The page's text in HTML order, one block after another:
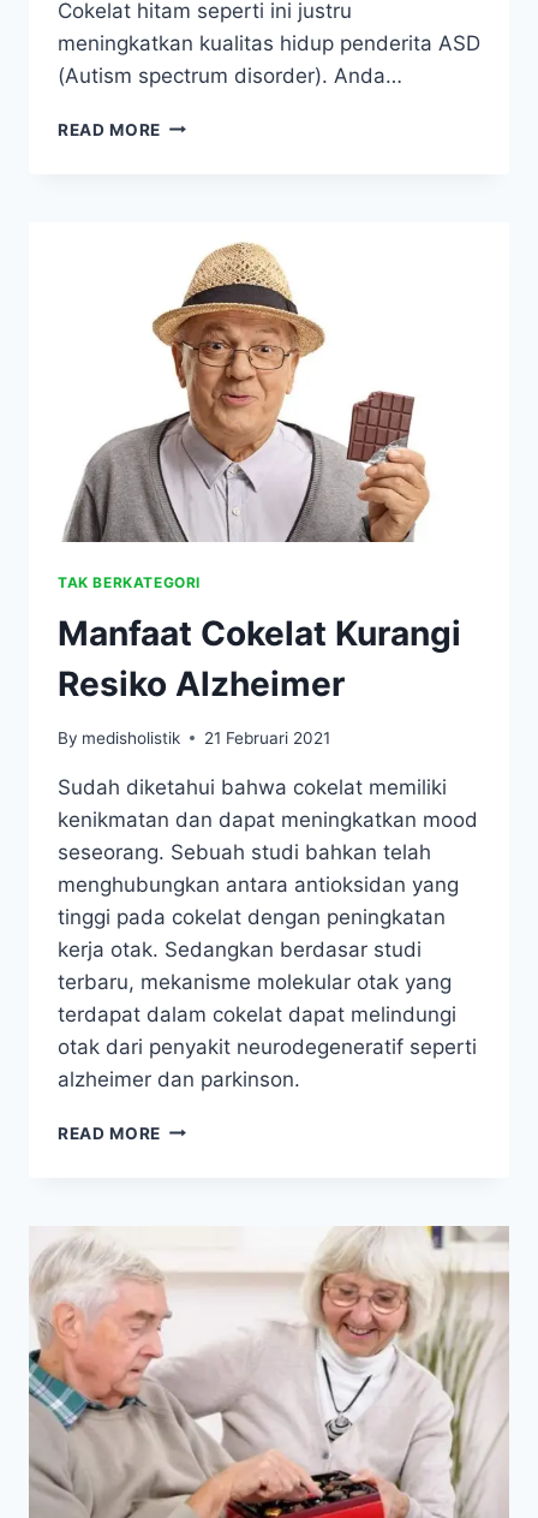
Cokelat hitam seperti ini justru
meningkatkan kualitas hidup penderita ASD
(Autism spectrum disorder). Anda…
READ MORE COKELAT
MENINGKATKAN
KUALITAS
HIDUP
ANAK
PENDERITA
AUTIS
TAK BERKATEGORI
Manfaat Cokelat Kurangi
Resiko Alzheimer
By medisholistik 21 Februari 2021
Sudah diketahui bahwa cokelat memiliki
kenikmatan dan dapat meningkatkan mood
seseorang. Sebuah studi bahkan telah
menghubungkan antara antioksidan yang
tinggi pada cokelat dengan peningkatan
kerja otak. Sedangkan berdasar studi
terbaru, mekanisme molekular otak yang
terdapat dalam cokelat dapat melindungi
otak dari penyakit neurodegeneratif seperti
alzheimer dan parkinson.
READ MORE MANFAAT